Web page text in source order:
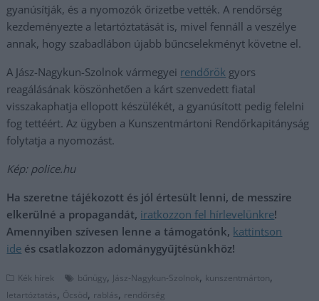
gyanúsítják, és a nyomozók őrizetbe vették. A rendőrség
kezdeményezte a letartóztatását is, mivel fennáll a veszélye
annak, hogy szabadlábon újabb bűncselekményt követne el.
A Jász-Nagykun-Szolnok vármegyei rendőrök gyors
reagálásának köszönhetően a kárt szenvedett fiatal
visszakaphatja ellopott készülékét, a gyanúsított pedig felelni
fog tettéért. Az ügyben a Kunszentmártoni Rendőrkapitányság
folytatja a nyomozást.
Kép: police.hu
Ha szeretne tájékozott és jól értesült lenni, de messzire
elkerülné a propagandát, iratkozzon fel hírlevelünkre!
Amennyiben szívesen lenne a támogatónk, kattintson
ide és csatlakozzon adománygyűjtésünkhöz!
Kék hírek bűnügy, Jász-Nagykun-Szolnok, kunszentmárton,
letartóztatás, Öcsöd, rablás, rendőrség